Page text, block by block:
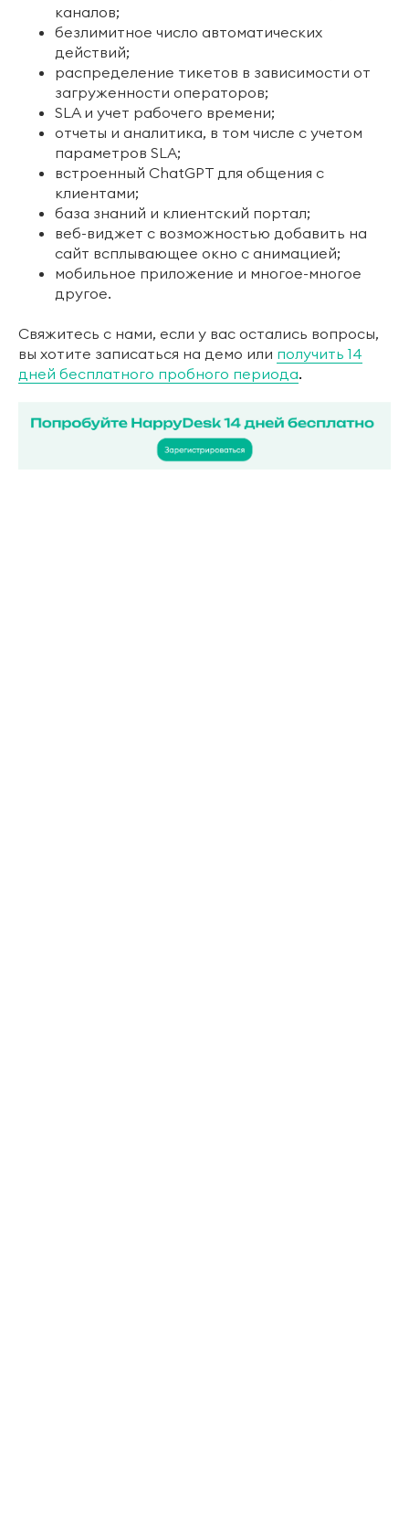
каналов;
безлимитное число автоматических
действий;
распределение тикетов в зависимости от
загруженности операторов;
SLA и учет рабочего времени;
отчеты и аналитика, в том числе с учетом
параметров SLA;
встроенный ChatGPT для общения с
клиентами;
база знаний и клиентский портал;
веб-виджет с возможностью добавить на
сайт всплывающее окно с анимацией;
мобильное приложение и многое-многое
другое.
Свяжитесь с нами, если у вас остались вопросы,
вы хотите записаться на демо или получить 14
дней бесплатного пробного периода.